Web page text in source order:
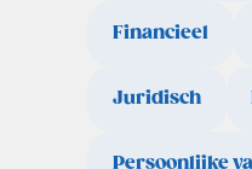
Financieel
Juridisch
Persoonlijke